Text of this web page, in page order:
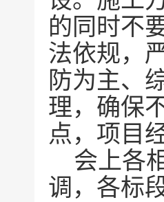
的同时不
法依规，
防为主、
理，确保
点，项目
会上各
调，各标